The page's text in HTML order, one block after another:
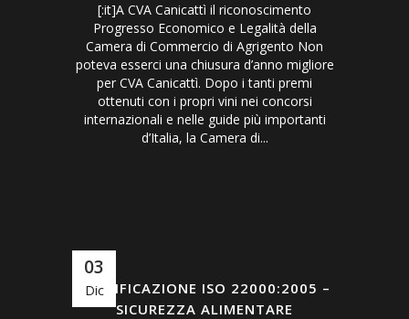
[:it]A CVA Canicattì il riconoscimento
Progresso Economico e Legalità della
Camera di Commercio di Agrigento Non
poteva esserci una chiusura d’anno migliore
per CVA Canicattì. Dopo i tanti premi
ottenuti con i propri vini nei concorsi
internazionali e nelle guide più importanti
d’Italia, la Camera di...
03
Dic
CERTIFICAZIONE ISO 22000:2005 –
SICUREZZA ALIMENTARE